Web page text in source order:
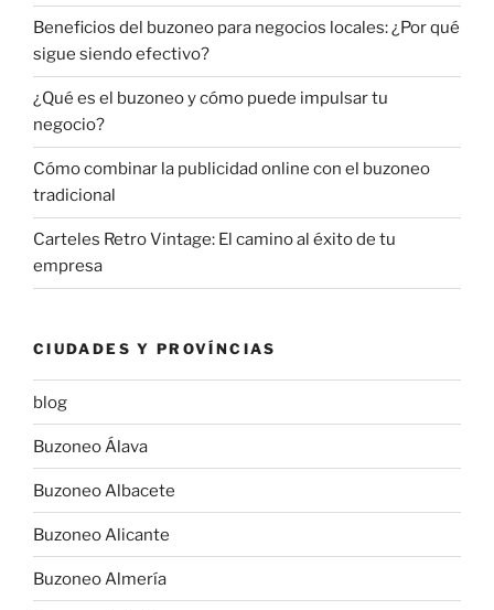
Beneficios del buzoneo para negocios locales: ¿Por qué
sigue siendo efectivo?
¿Qué es el buzoneo y cómo puede impulsar tu
negocio?
Cómo combinar la publicidad online con el buzoneo
tradicional
Carteles Retro Vintage: El camino al éxito de tu
empresa
CIUDADES Y PROVÍNCIAS
blog
Buzoneo Álava
Buzoneo Albacete
Buzoneo Alicante
Buzoneo Almería